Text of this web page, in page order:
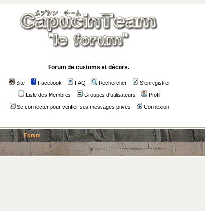
Forum de customs et décors.
Site Facebook FAQ Rechercher S'enregistrer
Liste des Membres Groupes d'utilisateurs Profil
Se connecter pour vérifier ses messages privés Connexion
Forum